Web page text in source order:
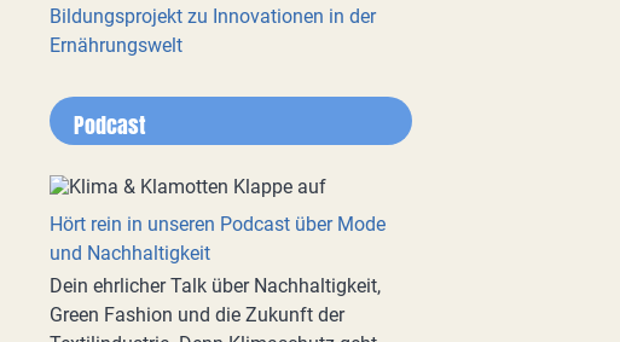
Bildungsprojekt zu Innovationen in der
Ernährungswelt
Podcast
Hört rein in unseren Podcast über Mode
und Nachhaltigkeit
Dein ehrlicher Talk über Nachhaltigkeit,
Green Fashion und die Zukunft der